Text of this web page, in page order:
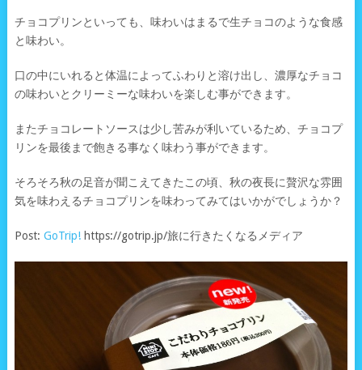
チョコプリンといっても、味わいはまるで生チョコのような食感
と味わい。
口の中にいれると体温によってふわりと溶け出し、濃厚なチョコ
の味わいとクリーミーな味わいを楽しむ事ができます。
またチョコレートソースは少し苦みが利いているため、チョコプ
リンを最後まで飽きる事なく味わう事ができます。
そろそろ秋の足音が聞こえてきたこの頃、秋の夜長に贅沢な雰囲
気を味わえるチョコプリンを味わってみてはいかがでしょうか？
Post: GoTrip!https://gotrip.jp/旅に行きたくなるメディア